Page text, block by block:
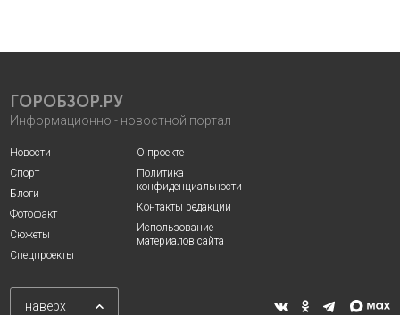
ГОРОБЗОР.РУ
Информационно - новостной портал
Новости
Спорт
Блоги
Фотофакт
Сюжеты
Спецпроекты
О проекте
Политика
конфиденциальности
Контакты редакции
Использование
материалов сайта
наверх